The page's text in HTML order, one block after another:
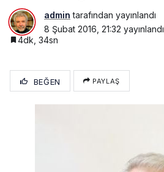
admin tarafından yayınlandı
8 Şubat 2016, 21:32 yayınlandı
4dk, 34sn
BEĞEN PAYLAŞ